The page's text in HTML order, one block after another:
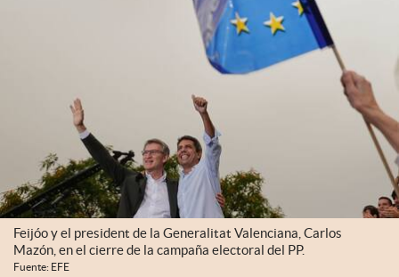
Feijóo y el president de la Generalitat Valenciana, Carlos
Mazón, en el cierre de la campaña electoral del PP.
Fuente: EFE